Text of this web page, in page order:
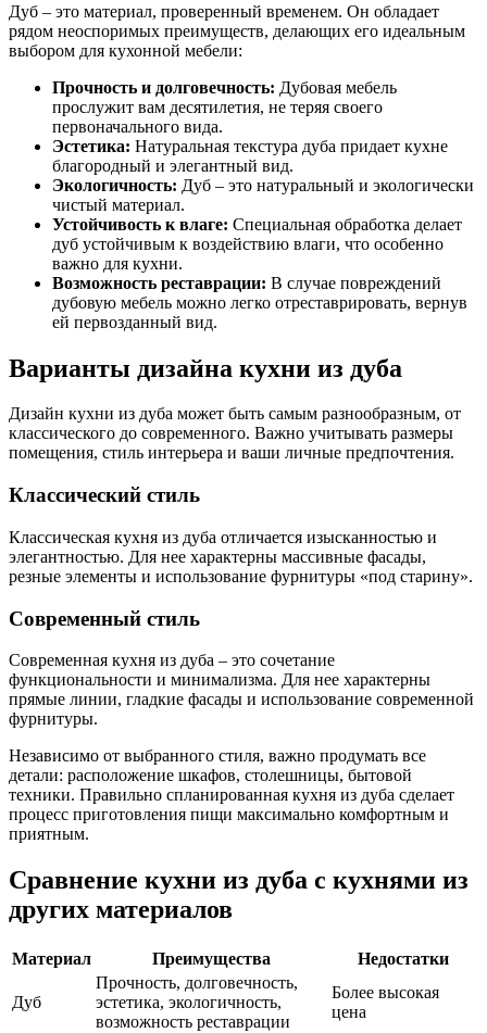
Дуб – это материал, проверенный временем. Он обладает
рядом неоспоримых преимуществ, делающих его идеальным
выбором для кухонной мебели:
Прочность и долговечность: Дубовая мебель
прослужит вам десятилетия, не теряя своего
первоначального вида.
Эстетика: Натуральная текстура дуба придает кухне
благородный и элегантный вид.
Экологичность: Дуб – это натуральный и экологически
чистый материал.
Устойчивость к влаге: Специальная обработка делает
дуб устойчивым к воздействию влаги, что особенно
важно для кухни.
Возможность реставрации: В случае повреждений
дубовую мебель можно легко отреставрировать, вернув
ей первозданный вид.
Варианты дизайна кухни из дуба
Дизайн кухни из дуба может быть самым разнообразным, от
классического до современного. Важно учитывать размеры
помещения, стиль интерьера и ваши личные предпочтения.
Классический стиль
Классическая кухня из дуба отличается изысканностью и
элегантностью. Для нее характерны массивные фасады,
резные элементы и использование фурнитуры «под старину».
Современный стиль
Современная кухня из дуба – это сочетание
функциональности и минимализма. Для нее характерны
прямые линии, гладкие фасады и использование современной
фурнитуры.
Независимо от выбранного стиля, важно продумать все
детали: расположение шкафов, столешницы, бытовой
техники. Правильно спланированная кухня из дуба сделает
процесс приготовления пищи максимально комфортным и
приятным.
Сравнение кухни из дуба с кухнями из
других материалов
Материал Преимущества Недостатки
Дуб
Прочность, долговечность,
эстетика, экологичность,
возможность реставрации
Более высокая
цена